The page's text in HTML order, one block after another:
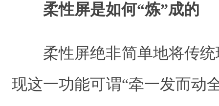
柔性屏是如何“炼”成的
柔性屏绝非简单地将传
现这一功能可谓“牵一发而动